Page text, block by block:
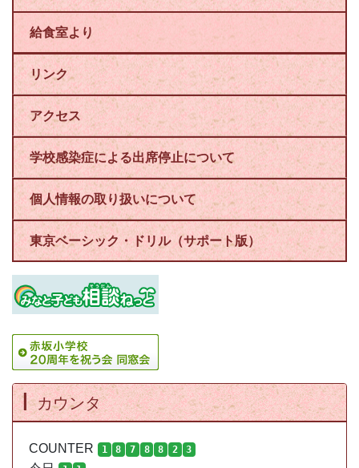
給食室より
リンク
アクセス
学校感染症による出席停止について
個人情報の取り扱いについて
東京ベーシック・ドリル（サポート版）
カウンタ
COUNTER 1 8 7 8 8 2 3